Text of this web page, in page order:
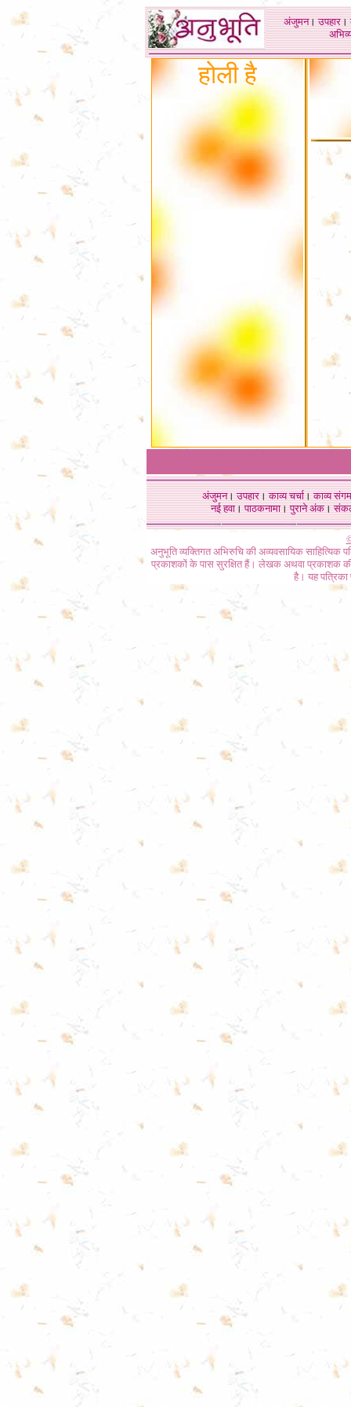
अंजुमन।उपहार।
होली है
अंजुमन।उपहार।काव्य चर्चा।काव्य संगम
नई हवा। पाठकनामा। पुराने अंक।
अनुभूति व्यक्तिगत अभिरुचि की अव्यवसायिक
प्रकाशकों के पास सुरक्षित हैं। लेखक अथवा प्रकाशक की
है। यह पत्रिका